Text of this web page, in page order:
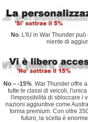
No. L'IU in War Thunder
niente di
No – -15%. War Thunder offre
tutte le classi di veicoli,
l'impossibilità di sbloccare i
nazioni aggiuntive come
forma premium. Con oltre
futuro, la scelta è